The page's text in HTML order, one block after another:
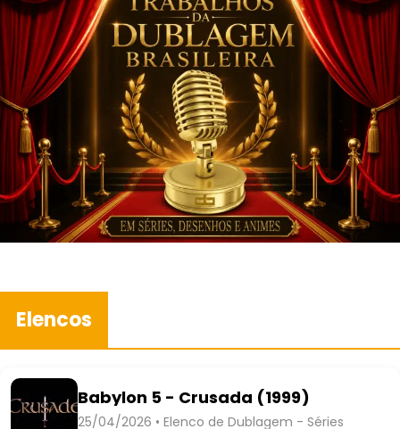
Elencos
Babylon 5 - Crusada (1999)
25/04/2026 • Elenco de Dublagem - Séries